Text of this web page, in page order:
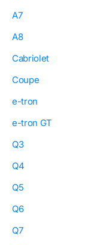
A7
A8
Cabriolet
Coupe
e-tron
e-tron GT
Q3
Q4
Q5
Q6
Q7